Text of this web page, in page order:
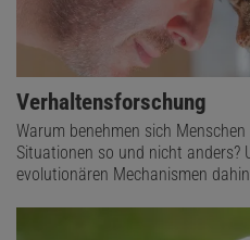
Verhaltensforschung
Warum benehmen sich
Situationen so und nicht anders?
evolutionären Mechanismen